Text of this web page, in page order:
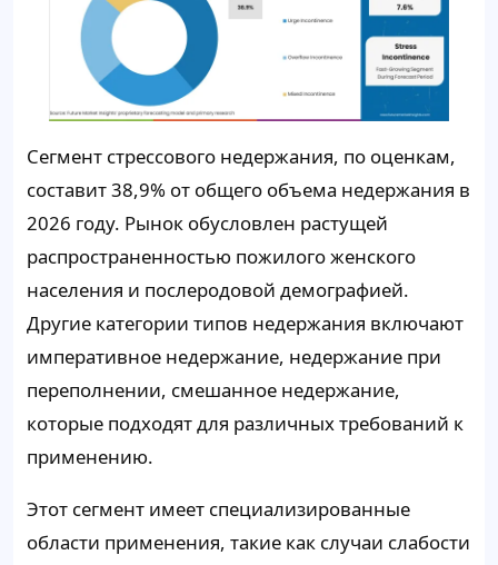
Сегмент стрессового недержания, по оценкам,
составит 38,9% от общего объема недержания в
2026 году. Рынок обусловлен растущей
распространенностью пожилого женского
населения и послеродовой демографией.
Другие категории типов недержания включают
императивное недержание, недержание при
переполнении, смешанное недержание,
которые подходят для различных требований к
применению.
Этот сегмент имеет специализированные
области применения, такие как случаи слабости